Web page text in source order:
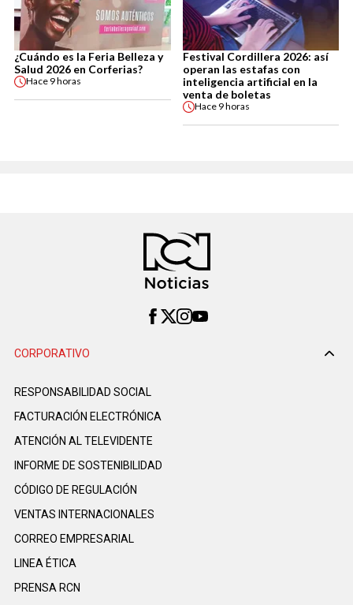
¿Cuándo es la Feria Belleza y
Salud 2026 en Corferias?
Hace 9 horas
Festival Cordillera 2026: así
operan las estafas con
inteligencia artificial en la
venta de boletas
Hace 9 horas
CORPORATIVO
RESPONSABILIDAD SOCIAL
FACTURACIÓN ELECTRÓNICA
ATENCIÓN AL TELEVIDENTE
INFORME DE SOSTENIBILIDAD
CÓDIGO DE REGULACIÓN
VENTAS INTERNACIONALES
CORREO EMPRESARIAL
LINEA ÉTICA
PRENSA RCN